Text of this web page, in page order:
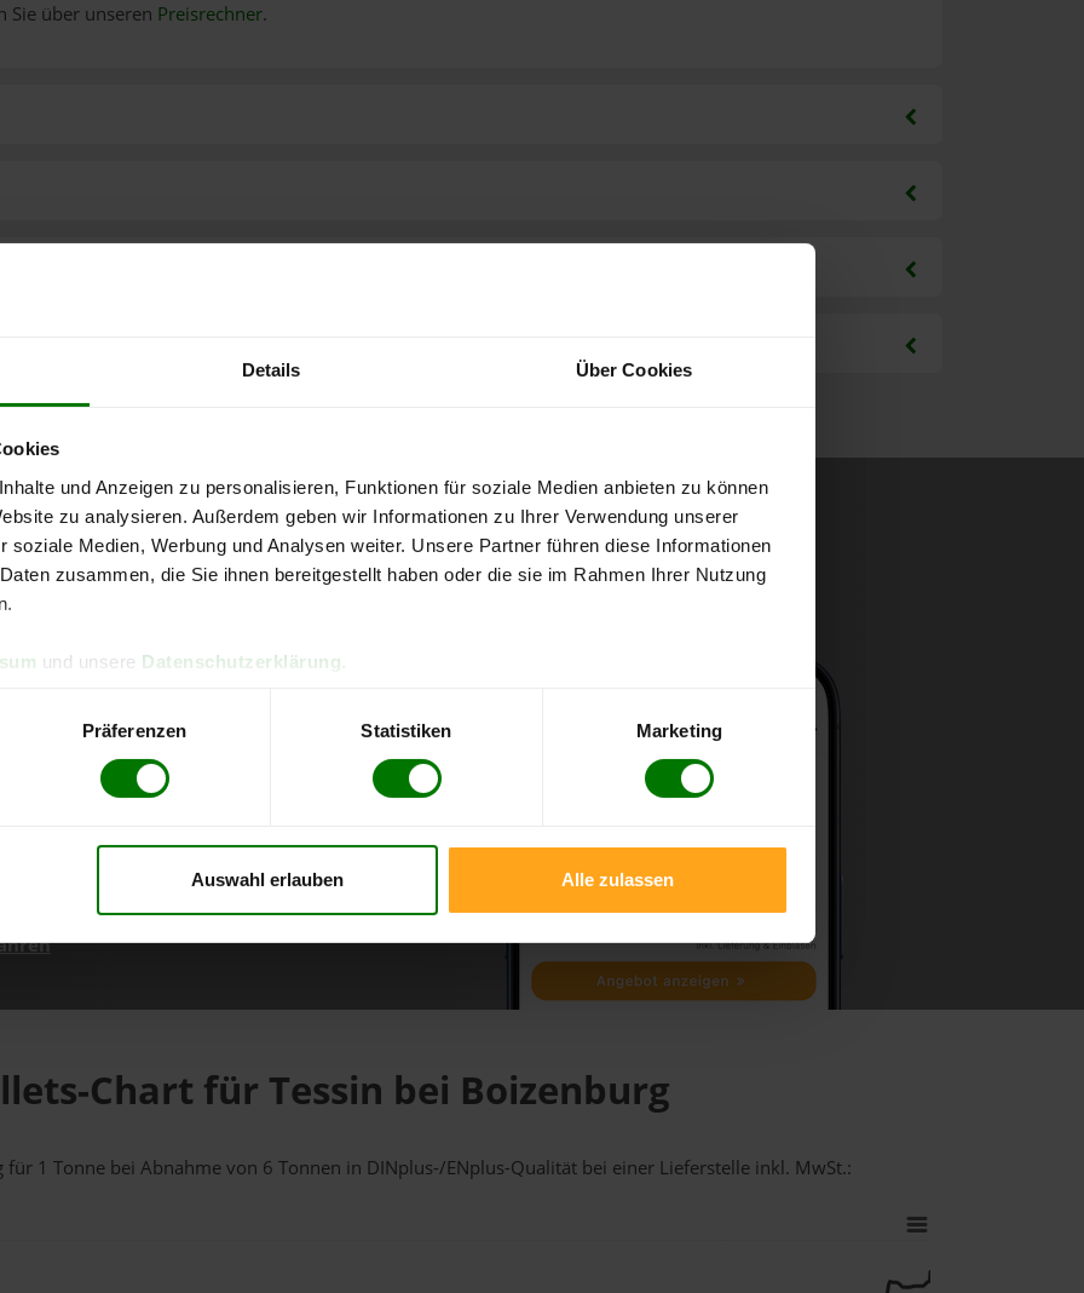
Details Über Cookies
und Anzeigen zu personalisieren, Funktionen für soziale Medien anbieten zu können
zu analysieren. Außerdem geben wir Informationen zu Ihrer Verwendung unserer
soziale Medien, Werbung und Analysen weiter. Unsere Partner führen diese Informationen
zusammen, die Sie ihnen bereitgestellt haben oder die sie im Rahmen Ihrer Nutzung
und unsere Datenschutzerklärung
Präferenzen Statistiken Marketing
Auswahl erlauben Alle zulassen
Sie über unseren Preisrechner.
kostenlose
direkt online bestellen
aktuellen Stand
Chart für Tessin bei Boizenburg
für 1 Tonne bei Abnahmevon 6 Tonnen in DINplus-/ENplus-Qualität bei einer Lieferstelle inkl. MwSt.: